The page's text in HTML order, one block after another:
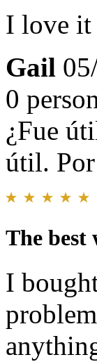
I love it
Gail
0
¿Fue
útil.
The best
I